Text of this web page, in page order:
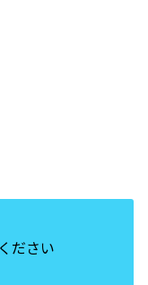
ださい